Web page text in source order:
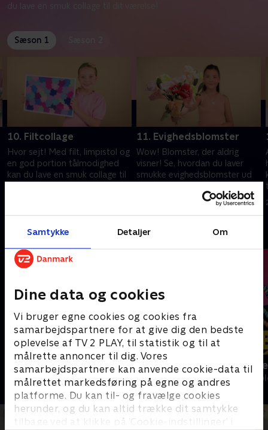
Samtykke Detaljer Om
Dine data og cookies
Vi bruger egne cookies og cookies fra
samarbejdspartnere for at give dig den bedste
oplevelse af TV 2 PLAY, til statistik og til at
målrette annoncer til dig. Vores
samarbejdspartnere kan anvende cookie-data til
målrettet markedsføring på egne og andres
platforme. Du kan til- og fravælge cookies
herunder, og du kan altid trække dit samtykke
tilbage ved at klikke på ’Cookie-indstillinger’ i
du lave en smuk collage til dit værelse!
Sæson 1
10. Filtcollage
Hvor sejt! Med filt, limpistol og
en god portion tålmodighed
kan du lave en smuk collage til
11. Evighedsblomster
Wow! Blomster, der aldrig
visner! Se, hvordan du laver
smukke evighedsblomster ud
Andre så også
Mit nye værelse
Børne-underholdning • 5 sæsoner
Slikbyggerne
Børne-